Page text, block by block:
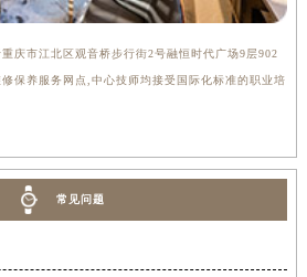
庆市江北区观音桥步行街2号融恒时代广场9层902
保养服务网点,中心技师均接受国际化标准的职业培
常见问题